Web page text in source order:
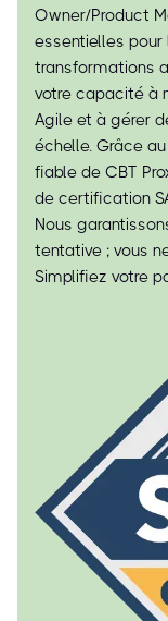
Owner/Product
essentielles pour
transformations
votre capacité à
Agile et à gérer
échelle. Grâce
fiable de CBT
de certification
Nous
tentative ; vous
Simplifiez votre